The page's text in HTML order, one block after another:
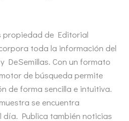
propiedad de Editorial
toda la información del
y DeSemillas. Con un formato
de búsqueda permite
de forma sencilla e intuitiva.
se encuentra
día. Publica también noticias